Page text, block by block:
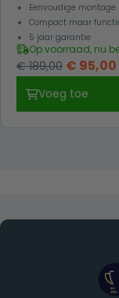
Eenvoudige montage
Compact maar
5 jaar garantie
Op voorraad, nu
€189,00
was:
€ 189,00.
€ 95,00
Voeg toe